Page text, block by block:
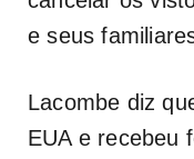
e seus
Lacombe diz
EUA e recebeu